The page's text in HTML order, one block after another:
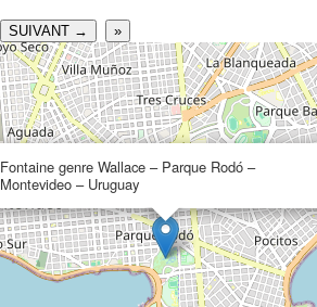
SUIVANT → »
Fontaine genre Wallace – Parque Rodó –
Montevideo – Uruguay